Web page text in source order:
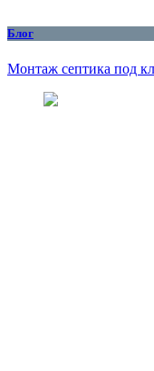
Блог
Монтаж септика под